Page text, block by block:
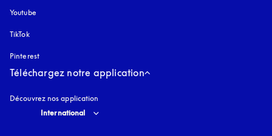
Youtube
TikTok
Pinterest
Téléchargez notre application
Découvrez nos application
Select country and language
International